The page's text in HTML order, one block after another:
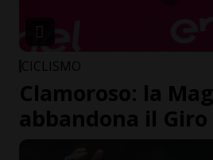
CICLISMO
Clamoroso: la
abbandona il